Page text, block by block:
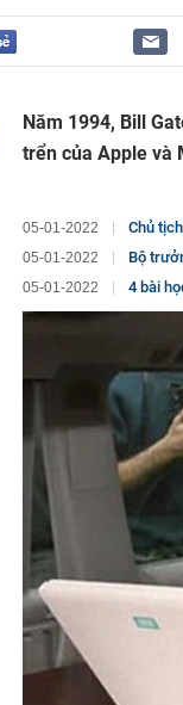
Năm 1994, Bill
trển của Apple và
05-01-2022 Chủ tịch
05-01-2022 Bộ
05-01-2022 4 bài học